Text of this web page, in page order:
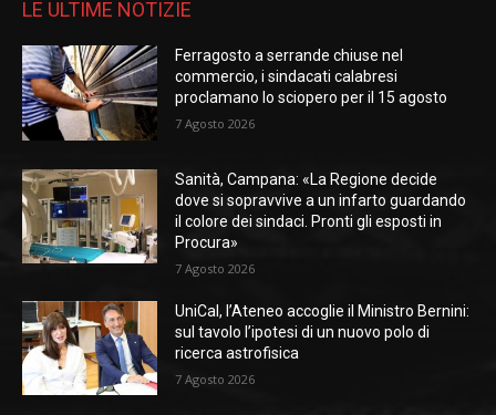
LE ULTIME NOTIZIE
Ferragosto a serrande chiuse nel
commercio, i sindacati calabresi
proclamano lo sciopero per il 15 agosto
7 Agosto 2026
Sanità, Campana: «La Regione decide
dove si sopravvive a un infarto guardando
il colore dei sindaci. Pronti gli esposti in
Procura»
7 Agosto 2026
UniCal, l’Ateneo accoglie il Ministro Bernini:
sul tavolo l’ipotesi di un nuovo polo di
ricerca astrofisica
7 Agosto 2026